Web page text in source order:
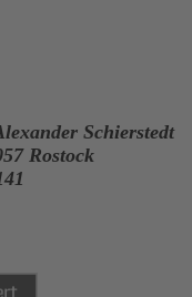
Schierstedt
Rostock